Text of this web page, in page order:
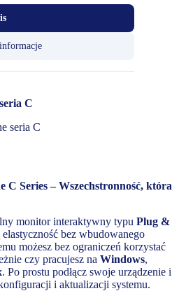
C
Series – Wszechstronność, która
monitor interaktywny typu Plug &
bez wbudowanego
możesz bez ograniczeń korzystać
czy pracujesz na Windows,
. Po prostu podłącz swoje urządzenie i
i aktualizacji systemu.